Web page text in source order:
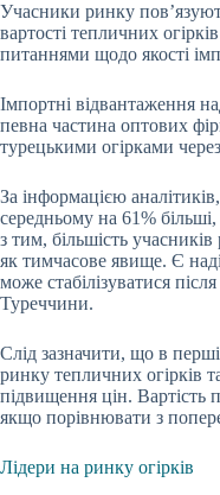
Учасники ринку
вартості тепличних
питаннями щодо якості
Імпортні відвантаження
певна частина оптових
турецькими огірками
За інформацією
середньому на 61%
з тим, більшість
як тимчасове явище. Є
може стабілізуватися
Туреччини.
Слід зазначити, що в
ринку тепличних огірків
підвищення цін. Вартість
якщо порівнювати з
Лідери на ринку огірків